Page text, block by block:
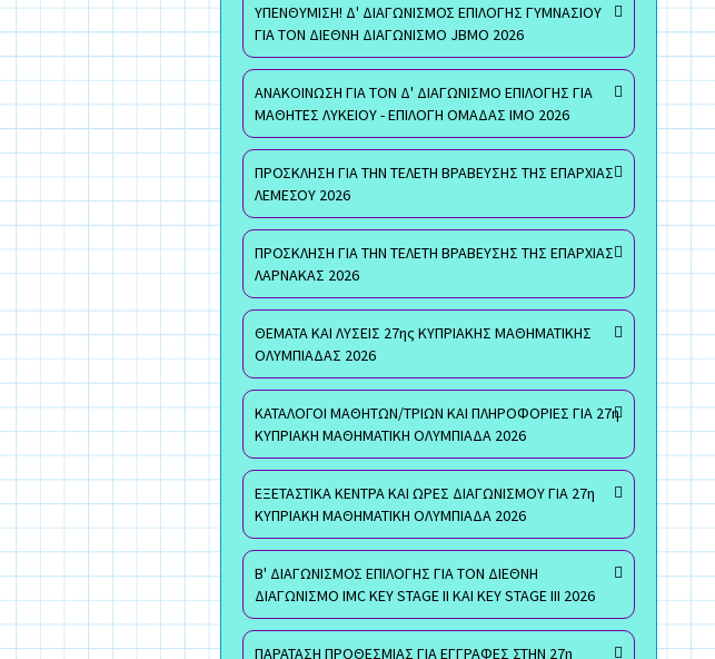
ΥΠΕΝΘΥΜΙΣΗ! Δ' ΔΙΑΓΩΝΙΣΜΟΣ ΕΠΙΛΟΓΗΣ ΓΥΜΝΑΣΙΟΥ
ΓΙΑ ΤΟΝ ΔΙΕΘΝΗ ΔΙΑΓΩΝΙΣΜΟ JBMO 2026
ΑΝΑΚΟΙΝΩΣΗ ΓΙΑ ΤΟΝ Δ' ΔΙΑΓΩΝΙΣΜΟ ΕΠΙΛΟΓΗΣ ΓΙΑ
ΜΑΘΗΤΕΣ ΛΥΚΕΙΟΥ - ΕΠΙΛΟΓΗ ΟΜΑΔΑΣ ΙΜΟ 2026
ΠΡΟΣΚΛΗΣΗ ΓΙΑ ΤΗΝ ΤΕΛΕΤΗ ΒΡΑΒΕΥΣΗΣ ΤΗΣ ΕΠΑΡΧΙΑΣ
ΛΕΜΕΣΟΥ 2026
ΠΡΟΣΚΛΗΣΗ ΓΙΑ ΤΗΝ ΤΕΛΕΤΗ ΒΡΑΒΕΥΣΗΣ ΤΗΣ ΕΠΑΡΧΙΑΣ
ΛΑΡΝΑΚΑΣ 2026
ΘΕΜΑΤΑ ΚΑΙ ΛΥΣΕΙΣ 27ης ΚΥΠΡΙΑΚΗΣ ΜΑΘΗΜΑΤΙΚΗΣ
ΟΛΥΜΠΙΑΔΑΣ 2026
ΚΑΤΑΛΟΓΟΙ ΜΑΘΗΤΩΝ/ΤΡΙΩΝ ΚΑΙ ΠΛΗΡΟΦΟΡΙΕΣ ΓΙΑ 27η
ΚΥΠΡΙΑΚΗ ΜΑΘΗΜΑΤΙΚΗ ΟΛΥΜΠΙΑΔΑ 2026
ΕΞΕΤΑΣΤΙΚΑ ΚΕΝΤΡΑ ΚΑΙ ΩΡΕΣ ΔΙΑΓΩΝΙΣΜΟΥ ΓΙΑ 27η
ΚΥΠΡΙΑΚΗ ΜΑΘΗΜΑΤΙΚΗ ΟΛΥΜΠΙΑΔΑ 2026
Β' ΔΙΑΓΩΝΙΣΜΟΣ ΕΠΙΛΟΓΗΣ ΓΙΑ ΤΟΝ ΔΙΕΘΝΗ
ΔΙΑΓΩΝΙΣΜΟ IMC KEY STAGE II ΚΑΙ KEY STAGE III 2026
ΠΑΡΑΤΑΣΗ ΠΡΟΘΕΣΜΙΑΣ ΓΙΑ ΕΓΓΡΑΦΕΣ ΣΤΗΝ 27η